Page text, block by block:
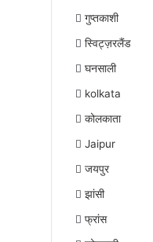
गुप्तकाशी
स्विट्ज़रलैंड
घनसाली
kolkata
कोलकाता
Jaipur
जयपुर
झांसी
फ्रांस